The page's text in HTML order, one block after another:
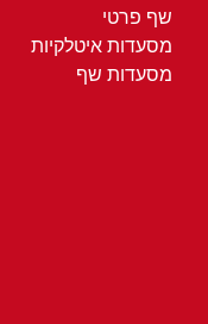
שף פרטי
מסעדות איטלקיות
מסעדות שף